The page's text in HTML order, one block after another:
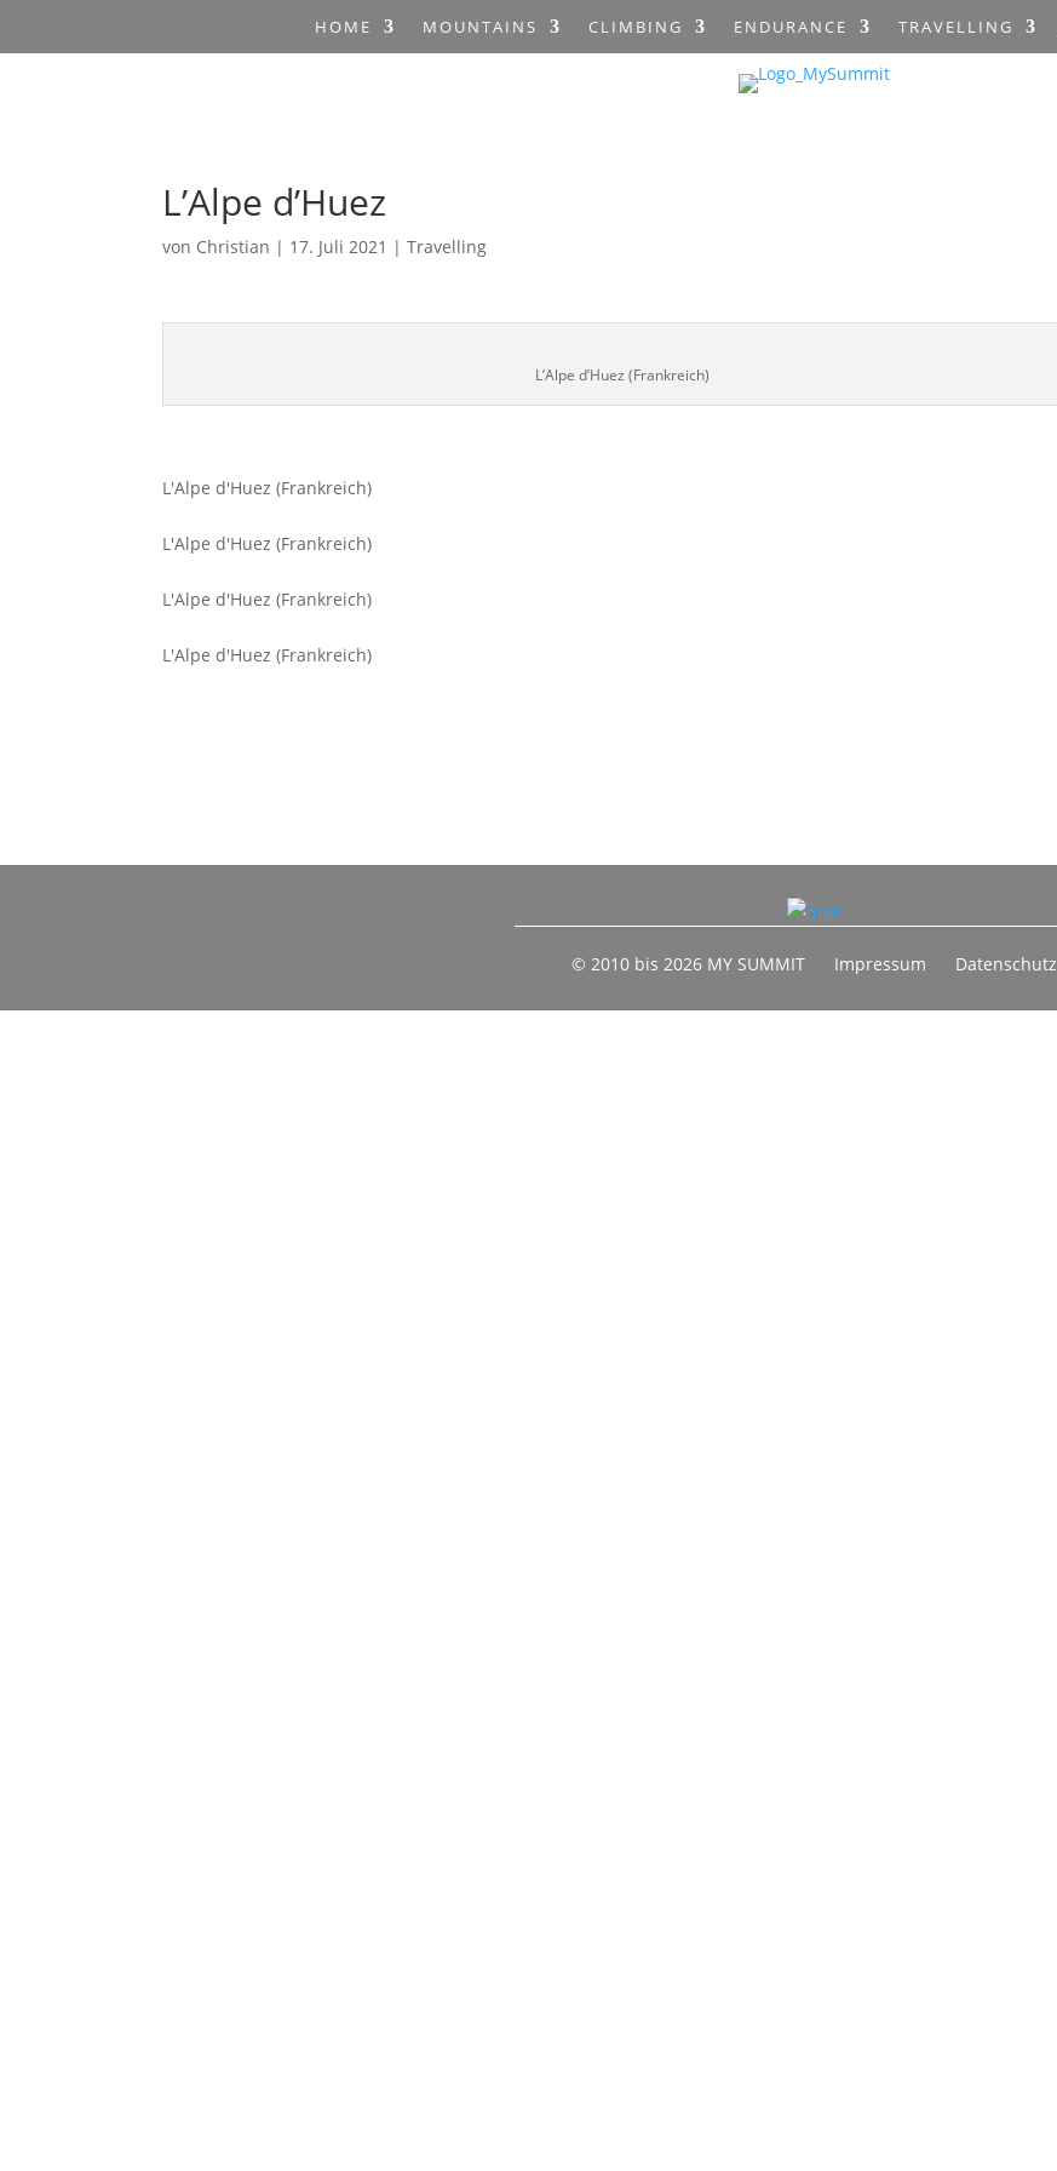
HOME MOUNTAINS CLIMBING ENDURANCE TRAVELLING
L’Alpe d’Huez
von Christian | 17. Juli 2021 |Travelling
L’Alpe d’Huez (Frankreich)
L'Alpe d'Huez (Frankreich)
L'Alpe d'Huez (Frankreich)
L'Alpe d'Huez (Frankreich)
L'Alpe d'Huez (Frankreich)
© 2010 bis 2026 MY SUMMIT Impressum Datenschutz